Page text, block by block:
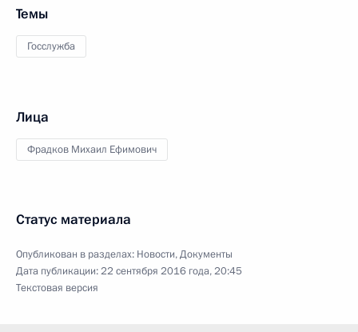
Темы
Госслужба
Лица
Фрадков Михаил Ефимович
Статус материала
Опубликован в разделах: Новости,Документы
Дата публикации:22 сентября 2016 года, 20:45
Текстовая версия